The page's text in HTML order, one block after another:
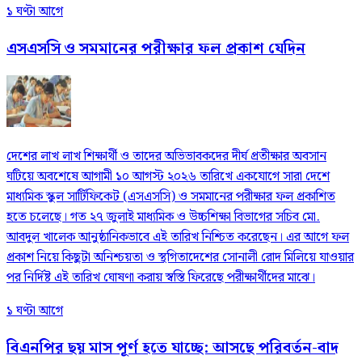
১ ঘণ্টা আগে
এসএসসি ও সমমানের পরীক্ষার ফল প্রকাশ যেদিন
দেশের লাখ লাখ শিক্ষার্থী ও তাদের অভিভাবকদের দীর্ঘ প্রতীক্ষার অবসান
ঘটিয়ে অবশেষে আগামী ১০ আগস্ট ২০২৬ তারিখে একযোগে সারা দেশে
মাধ্যমিক স্কুল সার্টিফিকেট (এসএসসি) ও সমমানের পরীক্ষার ফল প্রকাশিত
হতে চলেছে। গত ২৭ জুলাই মাধ্যমিক ও উচ্চশিক্ষা বিভাগের সচিব মো.
আবদুল খালেক আনুষ্ঠানিকভাবে এই তারিখ নিশ্চিত করেছেন। এর আগে ফল
প্রকাশ নিয়ে কিছুটা অনিশ্চয়তা ও স্থগিতাদেশের সোনালী রোদ মিলিয়ে যাওয়ার
পর নির্দিষ্ট এই তারিখ ঘোষণা করায় স্বস্তি ফিরেছে পরীক্ষার্থীদের মাঝে।
১ ঘণ্টা আগে
বিএনপির ছয় মাস পূর্ণ হতে যাচ্ছে: আসছে পরিবর্তন-বাদ